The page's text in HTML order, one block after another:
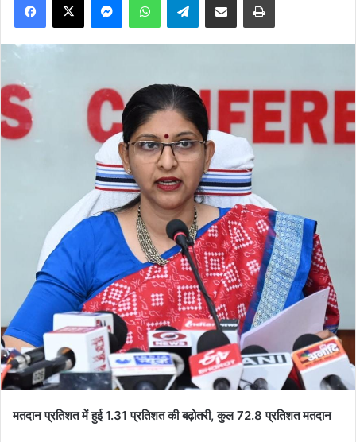
मतदान प्रतिशत में हुई 1.31 प्रतिशत की बढ़ोतरी, कुल 72.8 प्रतिशत मतदान